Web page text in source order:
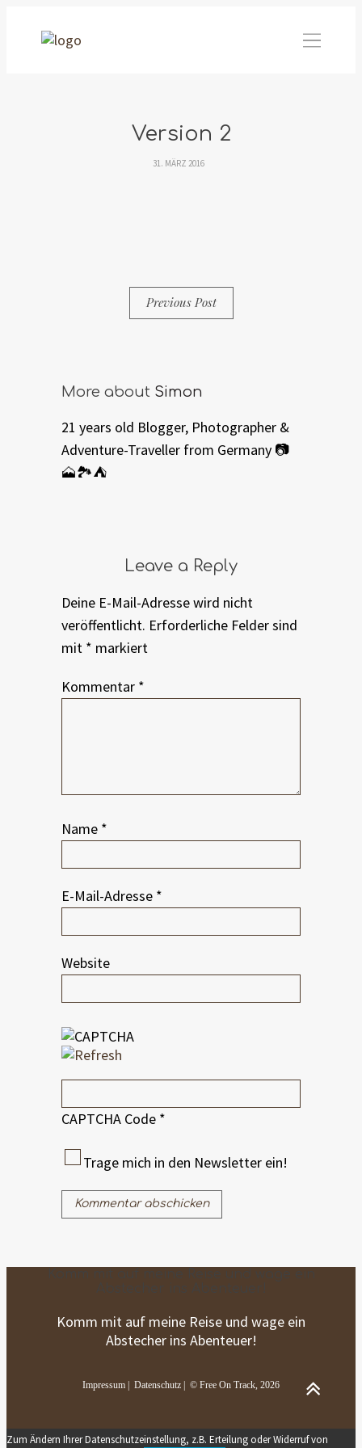
Version 2
31. MÄRZ 2016
Previous Post
More about Simon
21 years old Blogger, Photographer &
Adventure-Traveller from Germany 📷
🗻🏞⛺️
Leave a Reply
Deine E-Mail-Adresse wird nicht
veröffentlicht. Erforderliche Felder sind
mit * markiert
Kommentar *
Name *
E-Mail-Adresse *
Website
CAPTCHA Code *
Trage mich in den Newsletter ein!
Komm mit auf meine Reise und wage ein
Abstecher ins Abenteuer!
Impressum Datenschutz | © Free On Track, 2026
Zum Ändern Ihrer Datenschutzeinstellung, z.B. Erteilung oder Widerruf von